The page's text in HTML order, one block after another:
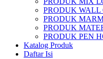
PRODUK
PRODUK
PRODUK
PRODUK PEN
Katalog Produk
Daftar Isi